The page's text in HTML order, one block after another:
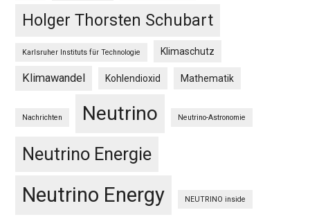
Holger Thorsten Schubart
Karlsruher Instituts für Technologie Klimaschutz
Klimawandel Kohlendioxid Mathematik
Nachrichten Neutrino Neutrino-Astronomie
Neutrino Energie
Neutrino Energy NEUTRINO inside